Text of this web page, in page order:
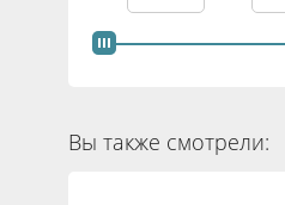
Вы также смотрели: